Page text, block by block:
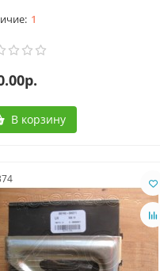
1
В корзину